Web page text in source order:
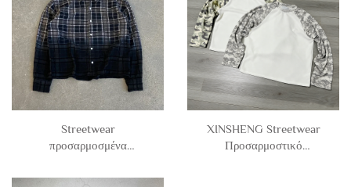
denim σορτς
Streetwear
προσαρμοσμένα
από βαμβακερό
XINSHENG Streetwear
Προσαρμοστικό